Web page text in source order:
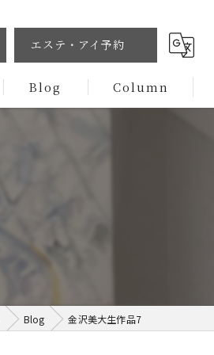
エステ・アイ予約
Blog Column
Blog 金沢美大生作品7